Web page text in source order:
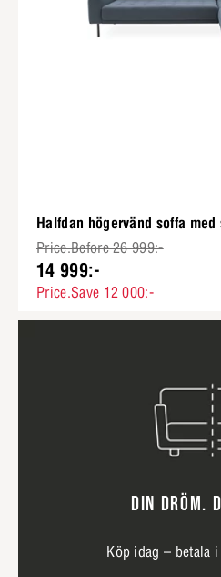
Halfdan högervänd soffa med
Price.Before 26 999:-
14 999:-
Price.Save 12 000:-
DIN DRÖM.
Köp idag – betala